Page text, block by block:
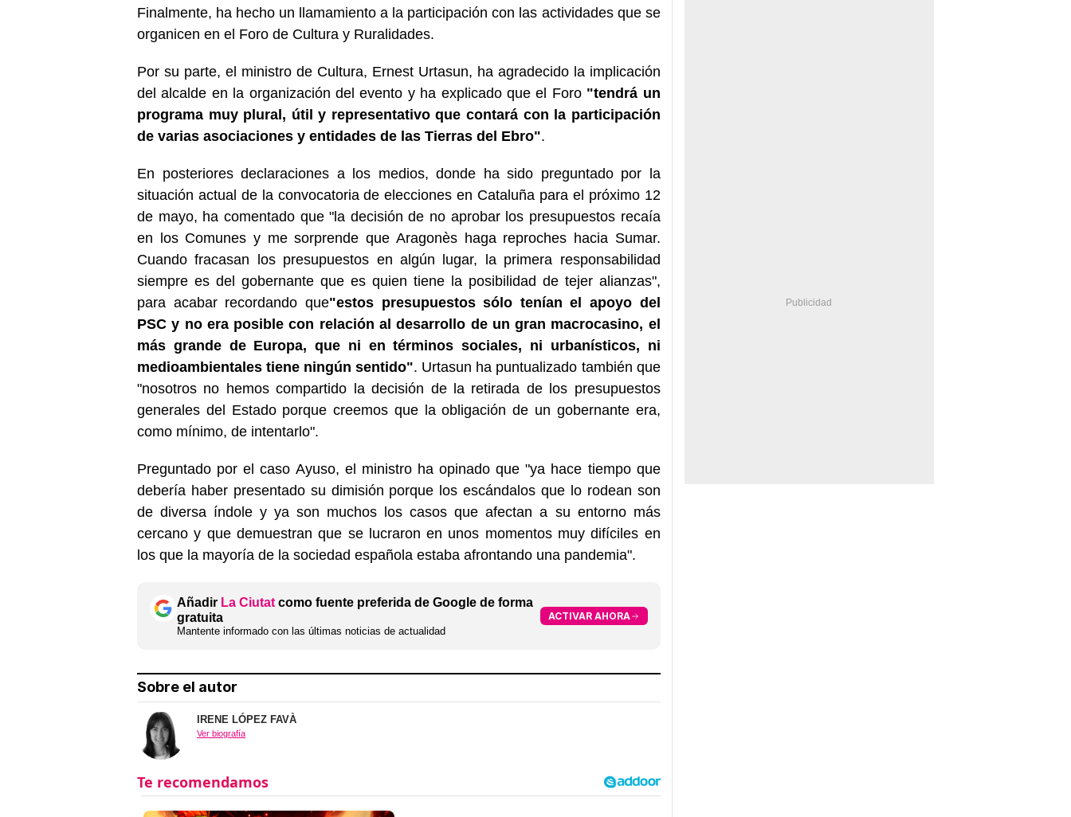
Finalmente, ha hecho un llamamiento a la participación con las actividades que se
organicen en el Foro de Cultura y Ruralidades.
Por su parte, el ministro de Cultura, Ernest Urtasun, ha agradecido la implicación
del alcalde en la organización del evento y ha explicado que el Foro "tendrá un
programa muy plural, útil y representativo que contará con la participación
de varias asociaciones y entidades de las Tierras del Ebro".
En posteriores declaraciones a los medios, donde ha sido preguntado por la
situación actual de la convocatoria de elecciones en Cataluña para el próximo 12
de mayo, ha comentado que "la decisión de no aprobar los presupuestos recaía
en los Comunes y me sorprende que Aragonès haga reproches hacia Sumar.
Cuando fracasan los presupuestos en algún lugar, la primera responsabilidad
siempre es del gobernante que es quien tiene la posibilidad de tejer alianzas",
para acabar recordando que"estos presupuestos sólo tenían el apoyo del
PSC y no era posible con relación al desarrollo de un gran macrocasino, el
más grande de Europa, que ni en términos sociales, ni urbanísticos, ni
medioambientales tiene ningún sentido". Urtasun ha puntualizado también que
"nosotros no hemos compartido la decisión de la retirada de los presupuestos
generales del Estado porque creemos que la obligación de un gobernante era,
como mínimo, de intentarlo".
Preguntado por el caso Ayuso, el ministro ha opinado que "ya hace tiempo que
debería haber presentado su dimisión porque los escándalos que lo rodean son
de diversa índole y ya son muchos los casos que afectan a su entorno más
cercano y que demuestran que se lucraron en unos momentos muy difíciles en
los que la mayoría de la sociedad española estaba afrontando una pandemia".
Añadir La Ciutat como fuente preferida de Google de forma
gratuita
Mantente informado con las últimas noticias de actualidad
ACTIVAR AHORA
Sobre el autor
IRENE LÓPEZ FAVÀ
Ver biografía